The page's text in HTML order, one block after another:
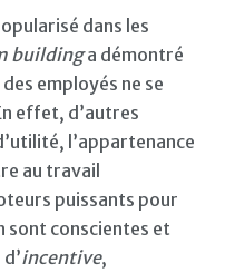
dans les
buildinga démontré
employés ne se
effet, d’autres
l’appartenance
au travail
puissants pour
sont conscientes et
incentive,